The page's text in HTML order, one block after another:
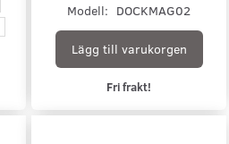
Modell: DOCKMAG02
Lägg till varukorgen
Fri frakt!